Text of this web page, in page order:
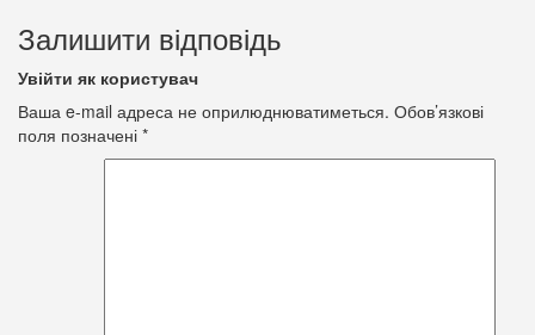
Залишити відповідь
Увійти як користувач
Ваша e-mail адреса не оприлюднюватиметься. Обов’язкові
поля позначені *